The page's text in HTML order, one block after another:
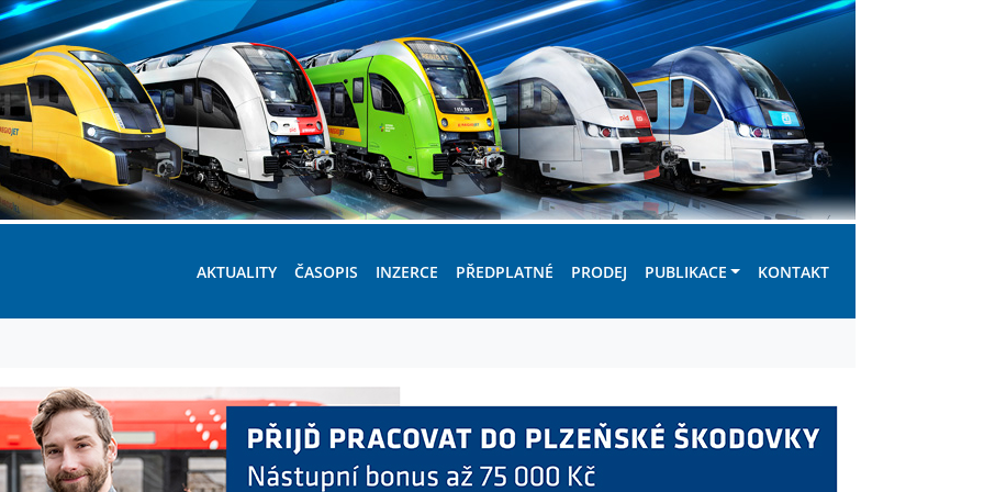
AKTUALITY ČASOPIS INZERCE PŘEDPLATNÉ PRODEJ PUBLIKACE KONTAKT